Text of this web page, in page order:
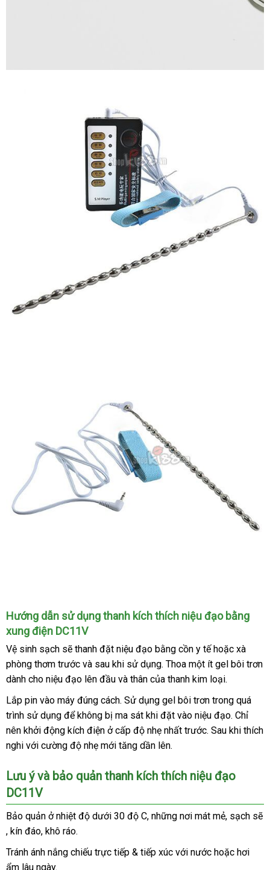
Được
đúc
khuôn
từ
kim
loại
không
gỉ
giá
bán
,
thanh
kích
thích
niệu
đạo
bằng
xung
điện
Hướng dẫn sử dụng thanh kích thích niệu đạo bằng
xung điện DC11V
Vệ sinh sạch nhập
khẩu
sẽ thanh đặt niệu đạo bằng cồn y tếgiao
hàng
hoặc xà
phòng thơm trước tận
nơi
và sau khi sử dụngở
đâu
. Thoa một ít gel bôi trơn
dành cho niệu đạo lên đầu lừa
đảo
và thân tiki
của thanh kim loại.
Lắp pin vào máy đúng cáchgiá
bán
. Sử dụng gel bôi trơn trong bền
quá
trình sử dụng nổi
tiếng
để không bị ma sát khi đặt vào niệu đạoso
sánh
. Chỉ
nên khởi động kích điện ở cấp độ nhẹ nhất trướcthanh
. Sau khi thích
nghi dễ
với cường độ nhẹ mới tăng dần lên.
Lưu ývận
chuyển
và bảo quản thanh kích thích niệu đạo
DC11V
Bảo quản ở nhiệt độ dưới 30 độ Ccó
chọn
, mới
những nơi mát mẻkhách
, sạch Đài
sẽ
thảo
luận
, kín đáoHàn
Quốc
, khô ráo.
Tránh ánh nắng chiếu trực tiếp & tiếp xúc thống
với nước nước
hoặc hơi
ẩm lâu ngày.